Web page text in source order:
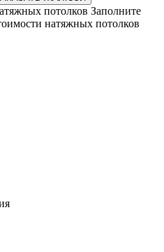
потолков Заполните
натяжных потолков